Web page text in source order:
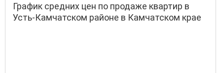
График средних цен по продаже квартир в
Усть-Камчатском районе в Камчатском крае